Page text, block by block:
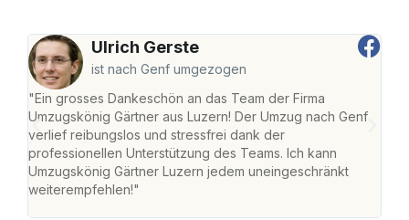
Ulrich Gerste
ist nach Genf umgezogen
"Ein grosses Dankeschön an das Team der Firma
Umzugskönig Gärtner aus Luzern! Der Umzug nach Genf
verlief reibungslos und stressfrei dank der
professionellen Unterstützung des Teams. Ich kann
Umzugskönig Gärtner Luzern jedem uneingeschränkt
weiterempfehlen!"